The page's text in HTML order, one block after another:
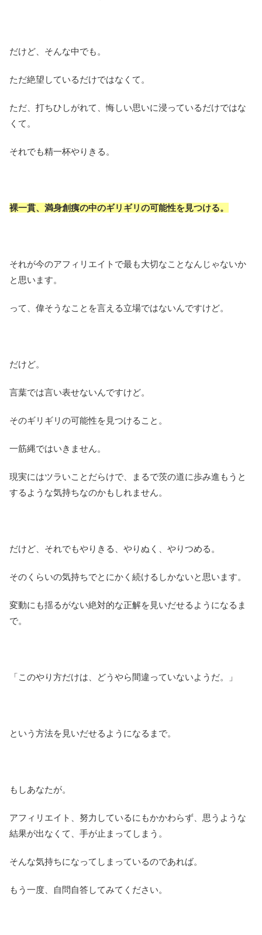
だけど、そんな中でも。
ただ絶望しているだけではなくて。
ただ、打ちひしがれて、悔しい思いに浸っているだけではな
くて。
それでも精一杯やりきる。
裸一貫、満身創痍の中のギリギリの可能性を見つける。
それが今のアフィリエイトで最も大切なことなんじゃないか
と思います。
って、偉そうなことを言える立場ではないんですけど。
だけど。
言葉では言い表せないんですけど。
そのギリギリの可能性を見つけること。
一筋縄ではいきません。
現実にはツラいことだらけで、まるで茨の道に歩み進もうと
するような気持ちなのかもしれません。
だけど、それでもやりきる、やりぬく、やりつめる。
そのくらいの気持ちでとにかく続けるしかないと思います。
変動にも揺るがない絶対的な正解を見いだせるようになるま
で。
「このやり方だけは、どうやら間違っていないようだ。」
という方法を見いだせるようになるまで。
もしあなたが。
アフィリエイト、努力しているにもかかわらず、思うような
結果が出なくて、手が止まってしまう。
そんな気持ちになってしまっているのであれば。
もう一度、自問自答してみてください。